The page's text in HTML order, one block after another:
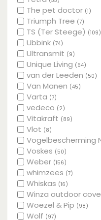
The pet doctor (1)
Triumph Tree (7)
TS (Ter Steege) (109)
Ubbink (74)
Ultransmit (9)
Unique Living (54)
van der Leeden (50)
Van Manen (45)
Varta (7)
vedeco (2)
Vitakraft (89)
Vlot (8)
Vogelbescherming
Voskes (50)
Weber (156)
whimzees (7)
Whiskas (16)
Winza outdoor
Woezel & Pip (98)
Wolf (97)